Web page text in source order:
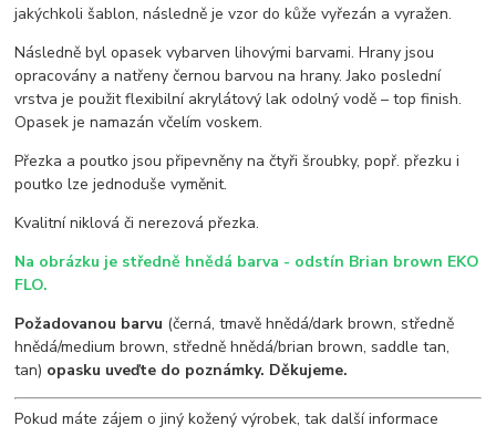
jakýchkoli šablon, následně je vzor do kůže vyřezán a vyražen.
Následně byl opasek vybarven lihovými barvami. Hrany jsou
opracovány a natřeny černou barvou na hrany. Jako poslední
vrstva je použit flexibilní akrylátový lak odolný vodě – top finish.
Opasek je namazán včelím voskem.
Přezka a poutko jsou připevněny na čtyři šroubky, popř. přezku i
poutko lze jednoduše vyměnit.
Kvalitní niklová či nerezová přezka.
Na obrázku je středně hnědá barva - odstín Brian brown EKO
FLO.
Požadovanou barvu (černá, tmavě hnědá/dark brown, středně
hnědá/medium brown, středně hnědá/brian brown, saddle tan,
tan) opasku uveďte do poznámky. Děkujeme.
Pokud máte zájem o jiný kožený výrobek, tak další informace